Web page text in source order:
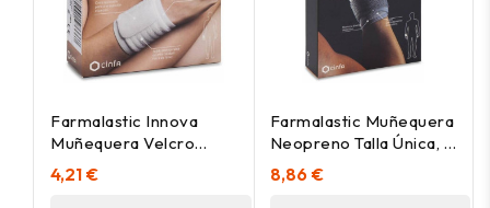
Farmalastic Innova
Muñequera Velcro
Blanca Talla
Grande/Extra-Grande,
4,21 €
Farmalastic Muñequera
Neopreno Talla Única, 1
Ud
8,86 €